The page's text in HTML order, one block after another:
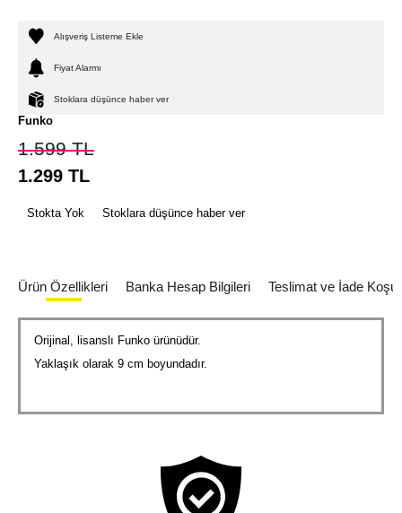
Alışveriş Listeme Ekle
Fiyat Alarmı
Stoklara düşünce haber ver
Funko
1.599TL
1.299 TL
Stokta Yok Stoklara düşünce haber ver
Ürün Özellikleri Banka Hesap Bilgileri Teslimat ve İade
Orijinal, lisanslı Funko ürünüdür.
Yaklaşık olarak 9 cm boyundadır.